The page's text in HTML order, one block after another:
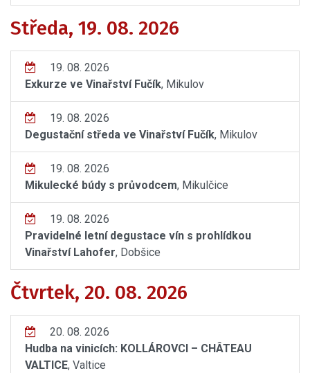
Středa, 19. 08. 2026
19. 08. 2026
Exkurze ve Vinařství Fučík, Mikulov
19. 08. 2026
Degustační středa ve Vinařství Fučík, Mikulov
19. 08. 2026
Mikulecké búdy s průvodcem, Mikulčice
19. 08. 2026
Pravidelné letní degustace vín s prohlídkou
Vinařství Lahofer, Dobšice
Čtvrtek, 20. 08. 2026
20. 08. 2026
Hudba na vinicích: KOLLÁROVCI – CHÂTEAU
VALTICE, Valtice